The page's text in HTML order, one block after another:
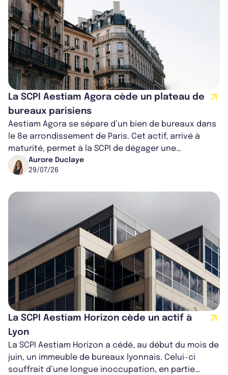
La SCPI Aestiam Agora cède un plateau de
bureaux parisiens
Aestiam Agora se sépare d’un bien de bureaux dans
le 8e arrondissement de Paris. Cet actif, arrivé à
maturité, permet à la SCPI de dégager une
importante plus-value sur la vente.
Aurore Duclaye
29/07/26
La SCPI Aestiam Horizon cède un actif à
Lyon
La SCPI Aestiam Horizon a cédé, au début du mois de
juin, un immeuble de bureaux lyonnais. Celui-ci
souffrait d’une longue inoccupation, en partie